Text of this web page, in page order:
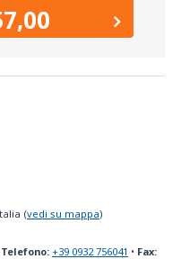
(vedi su mappa)
Telefono: +39 0932 756041 • Fax: